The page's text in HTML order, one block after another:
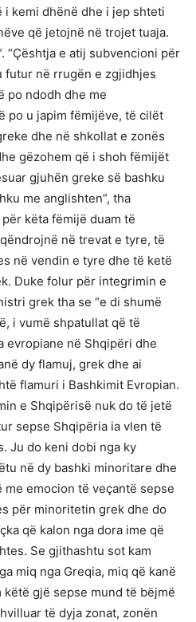
kemi dhënë dhe i jep shteti
që jetojnë në trojet tuaja.
“Çështja e atij subvencioni për
futur në rrugën e zgjidhjes
po ndodh dhe me
po u japim fëmijëve, të cilët
dhe në shkollat e zonës
gëzohem që i shoh fëmijët
gjuhën greke së bashku
me anglishten”, tha
këta fëmijë duam të
në trevat e tyre, të
në vendin e tyre dhe të ketë
Duke folur për integrimin e
grek tha se “e di shumë
i vumë shpatullat që të
evropiane në Shqipëri dhe
dy flamuj, grek dhe ai
flamuri i Bashkimit Evropian.
e Shqipërisë nuk do të jetë
sepse Shqipëria ia vlen të
Ju do keni dobi nga ky
në dy bashki minoritare dhe
emocion të veçantë sepse
për minoritetin grek dhe do
që kalon nga dora ime që
Se gjithashtu sot kam
miq nga Greqia, miq që kanë
këtë gjë sepse mund të bëjmë
të dyja zonat, zonën